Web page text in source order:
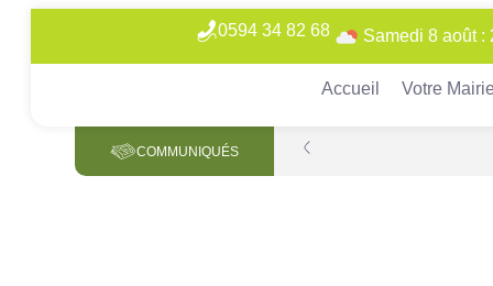
0594 34 82 68 Samedi 8 août :
Accueil Votre
COMMUNIQUÉS